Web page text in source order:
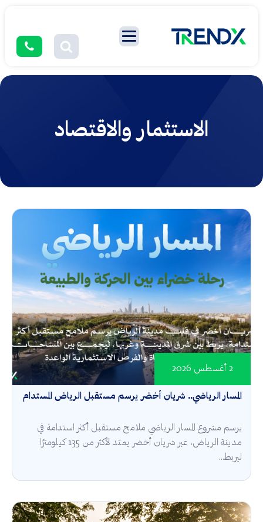
الاستثمار والاقتصاد
المسار الرياضي.. شريان أخضر يرسم مستقبل الرياض المستدام
2 أغسطس 2026
يرسم مشروع المسار الرياضي ملامح مستقبل أكثر استدامة في
مدينة الرياض، عبر شريان أخضر يمتد لأكثر من 135 كيلومترًا
ليربط...